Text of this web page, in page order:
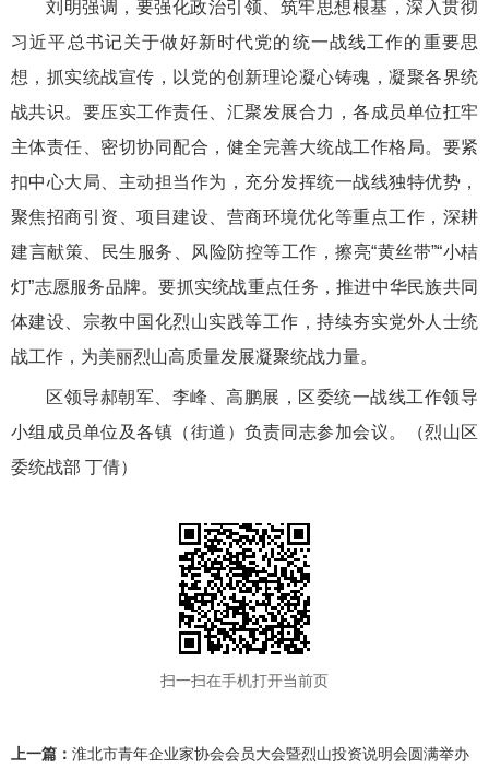
刘明强调，要强化政治引领、筑牢思想根基，深入贯彻
习近平总书记关于做好新时代党的统一战线工作的重要思
想，抓实统战宣传，以党的创新理论凝心铸魂，凝聚各界统
战共识。要压实工作责任、汇聚发展合力，各成员单位扛牢
主体责任、密切协同配合，健全完善大统战工作格局。要紧
扣中心大局、主动担当作为，充分发挥统一战线独特优势，
聚焦招商引资、项目建设、营商环境优化等重点工作，深耕
建言献策、民生服务、风险防控等工作，擦亮“黄丝带”“小桔
灯”志愿服务品牌。要抓实统战重点任务，推进中华民族共同
体建设、宗教中国化烈山实践等工作，持续夯实党外人士统
战工作，为美丽烈山高质量发展凝聚统战力量。
区领导郝朝军、李峰、高鹏展，区委统一战线工作领导
小组成员单位及各镇（街道）负责同志参加会议。（烈山区
委统战部 丁倩）
扫一扫在手机打开当前页
上一篇： 淮北市青年企业家协会会员大会暨烈山投资说明会圆满举办